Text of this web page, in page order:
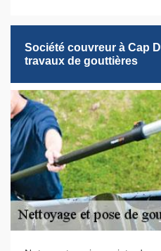
Société couvreur à Cap
travaux de gouttières